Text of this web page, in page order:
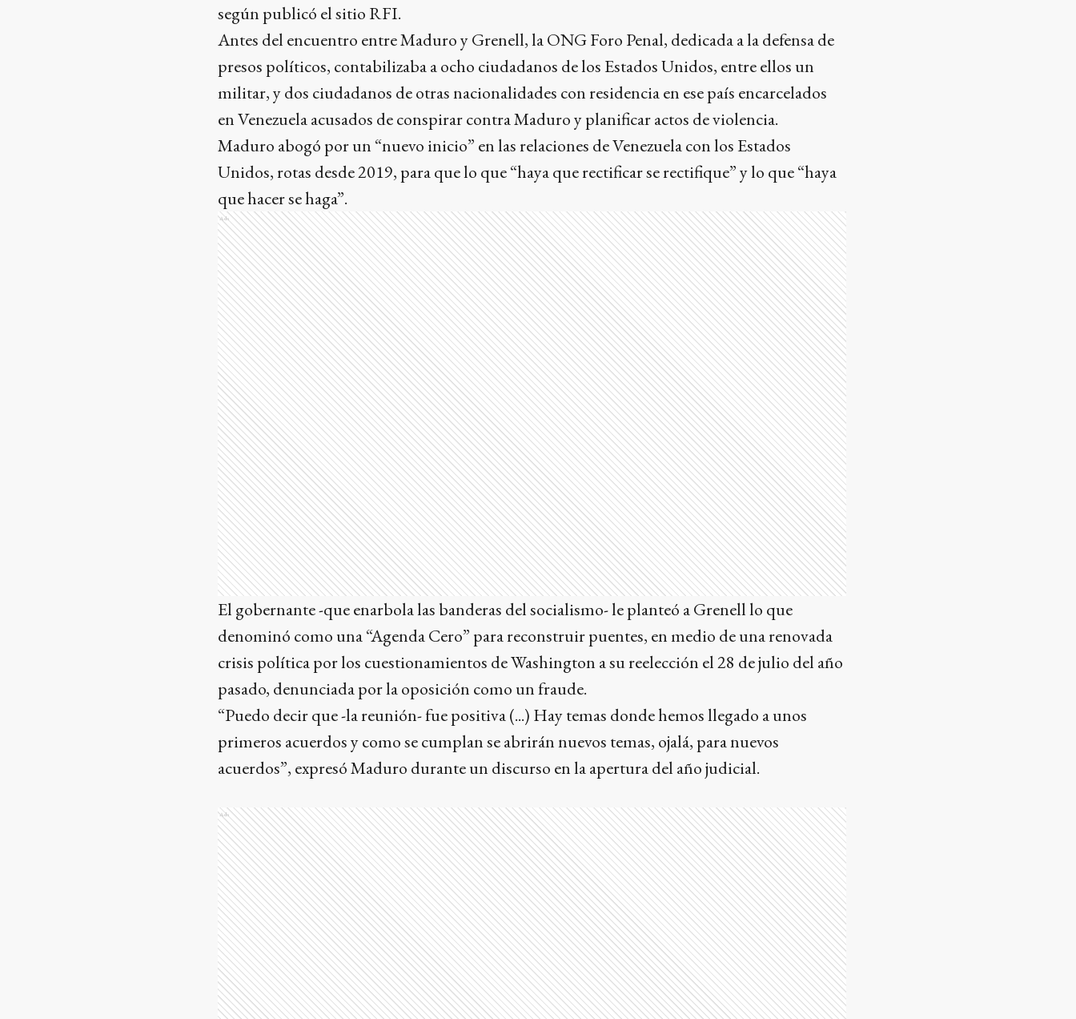
según publicó el sitio RFI.
Antes del encuentro entre Maduro y Grenell, la ONG Foro Penal, dedicada a la defensa de
presos políticos, contabilizaba a ocho ciudadanos de los Estados Unidos, entre ellos un
militar, y dos ciudadanos de otras nacionalidades con residencia en ese país encarcelados
en Venezuela acusados de conspirar contra Maduro y planificar actos de violencia.
Maduro abogó por un “nuevo inicio” en las relaciones de Venezuela con los Estados
Unidos, rotas desde 2019, para que lo que “haya que rectificar se rectifique” y lo que “haya
que hacer se haga”.
Ads
El gobernante -que enarbola las banderas del socialismo- le planteó a Grenell lo que
denominó como una “Agenda Cero” para reconstruir puentes, en medio de una renovada
crisis política por los cuestionamientos de Washington a su reelección el 28 de julio del año
pasado, denunciada por la oposición como un fraude.
“Puedo decir que -la reunión- fue positiva (...) Hay temas donde hemos llegado a unos
primeros acuerdos y como se cumplan se abrirán nuevos temas, ojalá, para nuevos
acuerdos”, expresó Maduro durante un discurso en la apertura del año judicial.
Ads